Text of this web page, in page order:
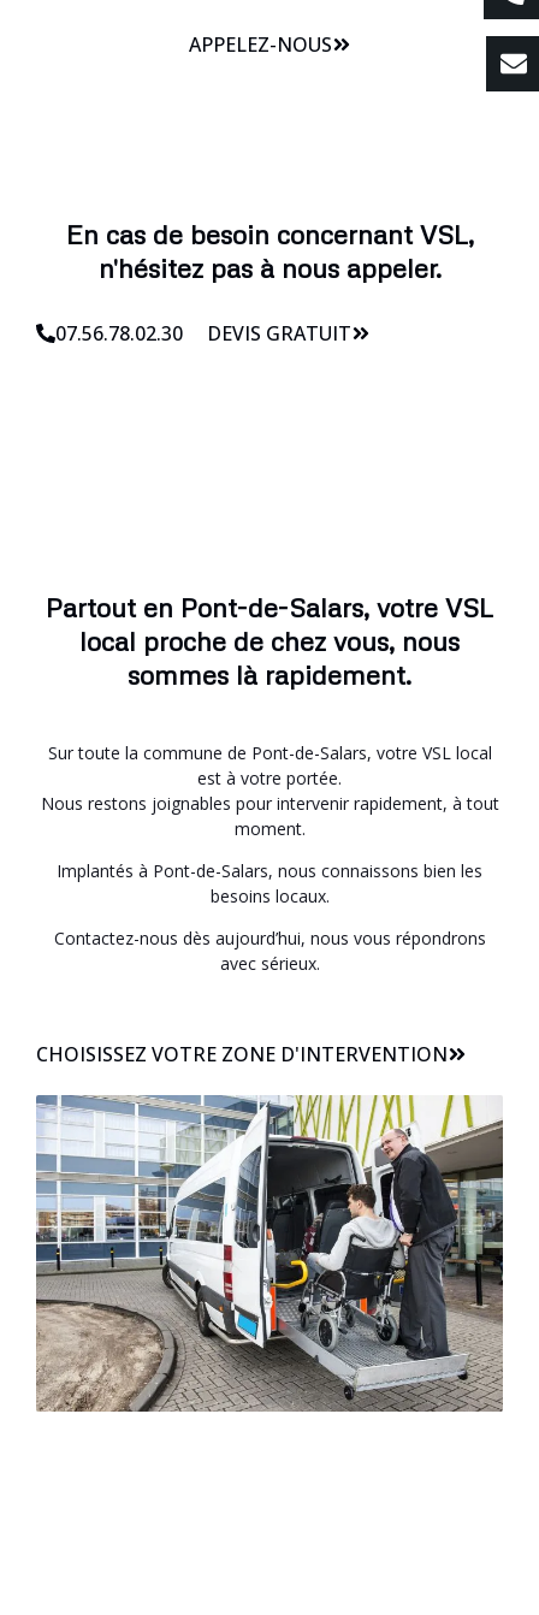
APPELEZ-NOUS
En cas de besoin concernant VSL,
n'hésitez pas à nous appeler.
07.56.78.02.30 DEVIS GRATUIT
Partout en Pont-de-Salars, votre VSL
local proche de chez vous, nous
sommes là rapidement.
Sur toute la commune de Pont-de-Salars, votre VSL local
est à votre portée.
Nous restons joignables pour intervenir rapidement, à tout
moment.
Implantés à Pont-de-Salars, nous connaissons bien les
besoins locaux.
Contactez-nous dès aujourd’hui, nous vous répondrons
avec sérieux.
CHOISISSEZ VOTRE ZONE D'INTERVENTION